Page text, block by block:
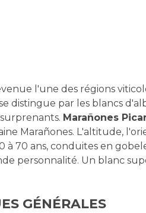
l'une des régions
distingue par les blancs
Marañones
Marañones. L'altitude,
à 70 ans, conduites en
personnalité. Un blanc
GÉNÉRALES